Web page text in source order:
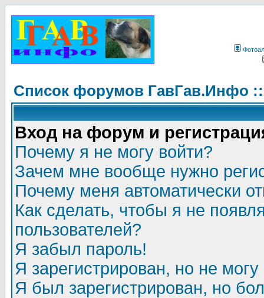
Список форумов ГавГав.Инфо
Вход на форум и
Почему я не могу войти?
Зачем мне вообще нужно
Почему меня автоматически
Как сделать, чтобы я не
пользователей?
Я забыл пароль!
Я зарегистрирован, но не могу
Я был зарегистрирован, но